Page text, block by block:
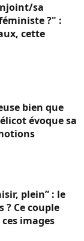
sa
?" :
cette
bien que
évoque sa
plein” : le
? Ce couple
images